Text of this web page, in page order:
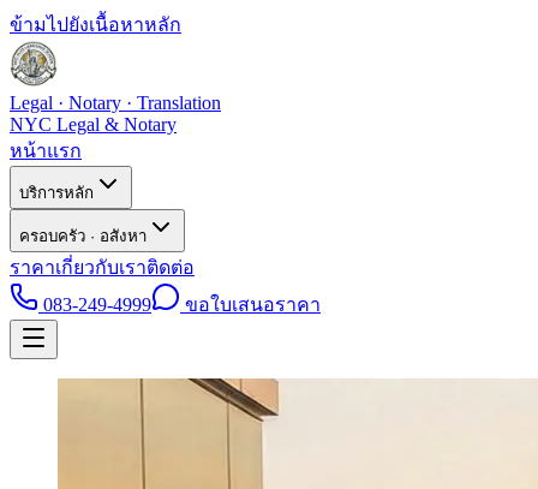
ข้ามไปยังเนื้อหาหลัก
Legal · Notary · Translation
NYC Legal & Notary
หน้าแรก
บริการหลัก
ครอบครัว · อสังหา
ราคาเกี่ยวกับเราติดต่อ
083-249-4999
ขอใบเสนอราคา